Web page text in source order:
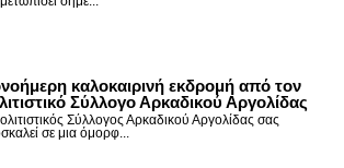
καλοκαιρινή εκδρομή από τον
Σύλλογο Αρκαδικού Αργολίδας
Σύλλογος Αρκαδικού Αργολίδας σας
σε μια όμορφ...